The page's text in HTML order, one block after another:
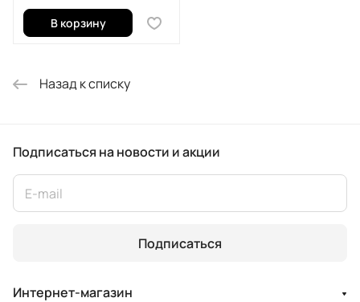
В корзину
Назад к списку
Подписаться на новости и акции
Подписаться
Интернет-магазин